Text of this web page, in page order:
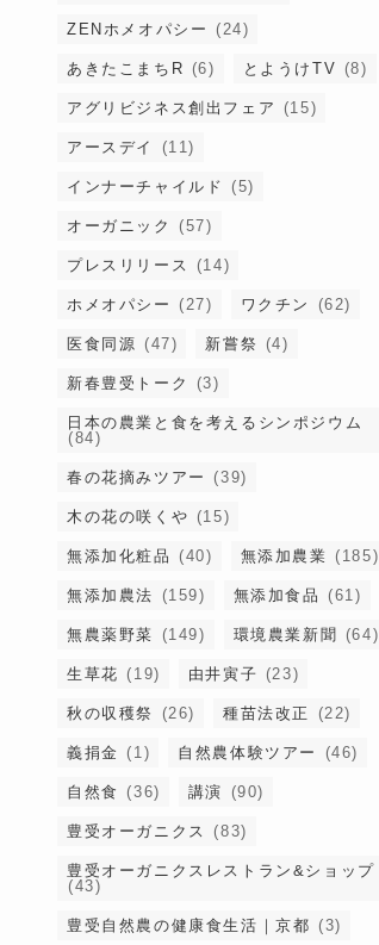
ZENホメオパシー (24)
あきたこまちR (6) とようけTV (8)
アグリビジネス創出フェア (15)
アースデイ (11)
インナーチャイルド (5)
オーガニック (57)
プレスリリース (14)
ホメオパシー (27) ワクチン (62)
医食同源 (47) 新嘗祭 (4)
新春豊受トーク (3)
日本の農業と食を考えるシンポジウム
(84)
春の花摘みツアー (39)
木の花の咲くや (15)
無添加化粧品 (40) 無添加農業 (185)
無添加農法 (159) 無添加食品 (61)
無農薬野菜 (149) 環境農業新聞 (64)
生草花 (19) 由井寅子 (23)
秋の収穫祭 (26) 種苗法改正 (22)
義捐金 (1) 自然農体験ツアー (46)
自然食 (36) 講演 (90)
豊受オーガニクス (83)
豊受オーガニクスレストラン&ショップ
(43)
豊受自然農の健康食生活｜京都 (3)